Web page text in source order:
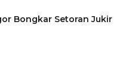
Bongkar Setoran Jukir